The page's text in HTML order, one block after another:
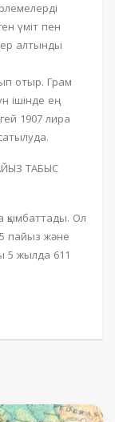
үміт пен
алтынды
отыр. Грам
ішінде ең
1907 лира
ТАБЫС
қымбаттады. Ол
пайыз және
5 жылда 611